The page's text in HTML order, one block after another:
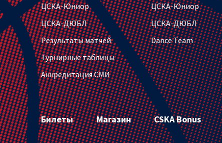
ЦСКА-Юниор
ЦСКА-ДЮБЛ
Результаты матчей
Турнирные таблицы
Аккредитация СМИ
ЦСКА-Юниор
ЦСКА-ДЮБЛ
Dance Team
Билеты Магазин CSKA Bonus